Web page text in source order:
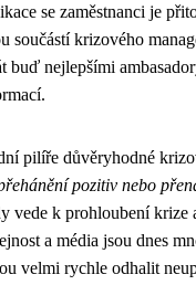
se zaměstnanci je
součástí krizového
buď nejlepšími
pilíře důvěryhodné
pozitiv nebo
vede k prohloubení krize
a média jsou dnes
velmi rychle odhalit